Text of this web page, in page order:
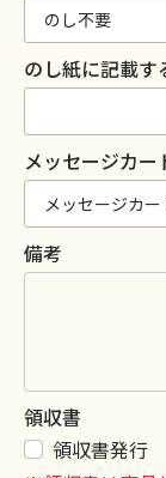
のし紙に記載
メッセージカー
備考
領収書
領収書発行